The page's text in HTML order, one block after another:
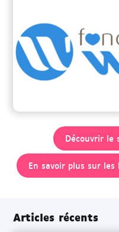
Découvrir le
En savoir plus sur les
Articles récents